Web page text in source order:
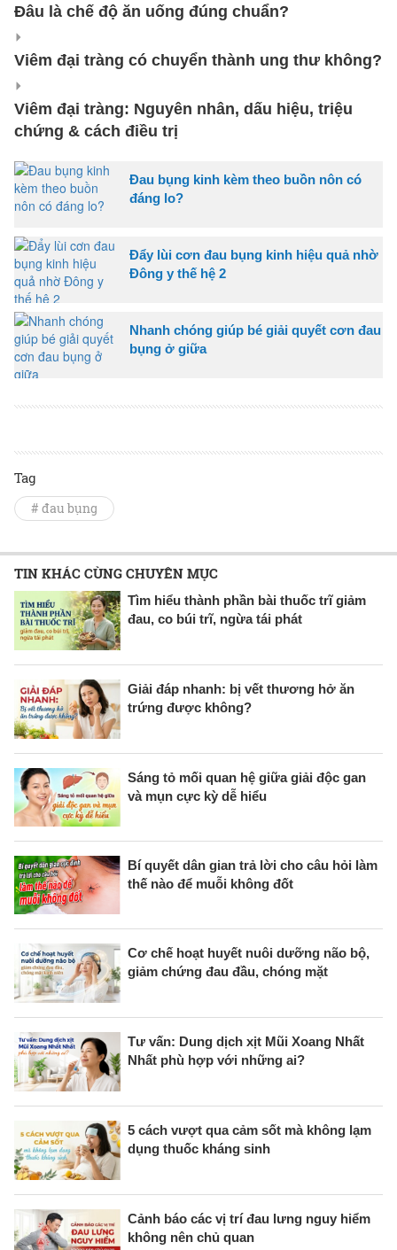
Đâu là chế độ ăn uống đúng chuẩn?
Viêm đại tràng có chuyển thành ung thư không?
Viêm đại tràng: Nguyên nhân, dấu hiệu, triệu
chứng & cách điều trị
Đau bụng kinh kèm theo buồn nôn có
đáng lo?
Đẩy lùi cơn đau bụng kinh hiệu quả nhờ
Đông y thế hệ 2
Nhanh chóng giúp bé giải quyết cơn đau
bụng ở giữa
Tag
# đau bụng
TIN KHÁC CÙNG CHUYÊN MỤC
Tìm hiểu thành phần bài thuốc trĩ giảm
đau, co búi trĩ, ngừa tái phát
Giải đáp nhanh: bị vết thương hở ăn
trứng được không?
Sáng tỏ mối quan hệ giữa giải độc gan
và mụn cực kỳ dễ hiểu
Bí quyết dân gian trả lời cho câu hỏi làm
thế nào để muỗi không đốt
Cơ chế hoạt huyết nuôi dưỡng não bộ,
giảm chứng đau đầu, chóng mặt
Tư vấn: Dung dịch xịt Mũi Xoang Nhất
Nhất phù hợp với những ai?
5 cách vượt qua cảm sốt mà không lạm
dụng thuốc kháng sinh
Cảnh báo các vị trí đau lưng nguy hiểm
không nên chủ quan